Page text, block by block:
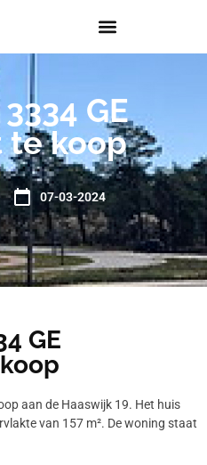
GE
te koop
07-03-2024
GE
aan de Haaswijk 19. Het huis
van 157 m². De woning staat